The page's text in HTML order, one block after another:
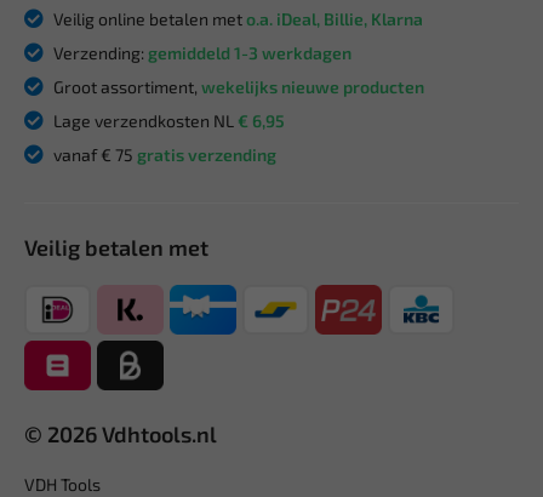
Veilig online betalen meto.a. iDeal, Billie, Klarna
Verzending: gemiddeld 1-3 werkdagen
Groot assortiment, wekelijks nieuwe producten
Lage verzendkosten NL € 6,95
vanaf € 75 gratis verzending
Veilig betalen met
© 2026 Vdhtools.nl
VDH Tools